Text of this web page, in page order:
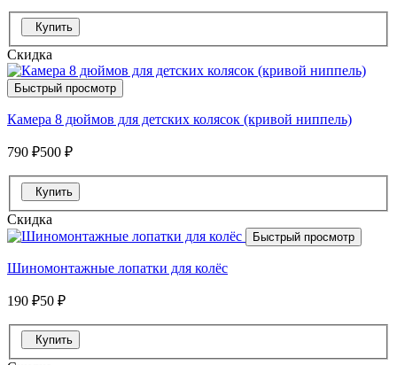
Купить
Скидка
Быстрый просмотр
Камера 8 дюймов для детских колясок (кривой ниппель)
790 ₽500 ₽
Купить
Скидка
Быстрый просмотр
Шиномонтажные лопатки для колёс
190 ₽50 ₽
Купить